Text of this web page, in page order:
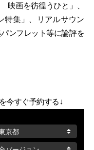
画を彷徨うひと」、
特集」、リアルサウン
ンフレット等に論評を
今すぐ予約する↓